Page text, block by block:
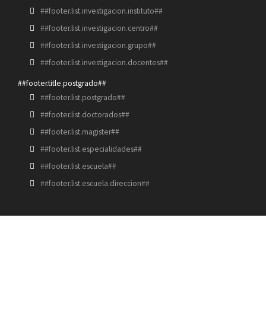
##footer.list.investigacion.instituto##
##footer.list.investigacion.centro##
##footer.list.investigacion.grupo##
##footer.list.investigacion.docentes##
##footer.title.postgrado##
##footer.list.postgrado##
##footer.list.doctorados##
##footer.list.magister##
##footer.list.especialidades##
##footer.list.escuela##
##footer.list.escuela.direccion##